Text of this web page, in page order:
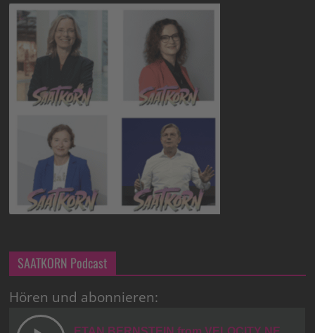
SAATKORN Podcast
Hören und abonnieren: